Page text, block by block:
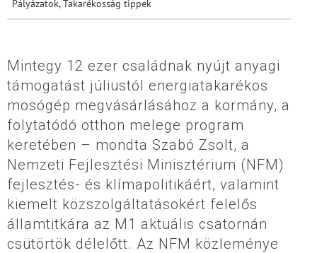
Pályázatok,Takarékosság tippek
Mintegy 12 ezer családnak nyújt anyagi
támogatást júliustól energiatakarékos
mosógép megvásárlásához a kormány, a
folytatódó otthon melege program
keretében – mondta Szabó Zsolt, a
Nemzeti Fejlesztési Minisztérium (NFM)
fejlesztés- és klímapolitikáért, valamint
kiemelt közszolgáltatásokért felelős
államtitkára az M1 aktuális csatornán
csütörtök délelőtt. Az NFM közleménye